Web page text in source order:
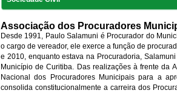
Associação dos Procuradores
Desde 1991, Paulo Salamuni é Procurador do
o cargo de vereador, ele exerce a função de
e 2010, enquanto estava na Procuradoria,
Município de Curitiba. Das realizações à frente da
Nacional dos Procuradores Municipais para a
consolida constitucionalmente a carreira dos